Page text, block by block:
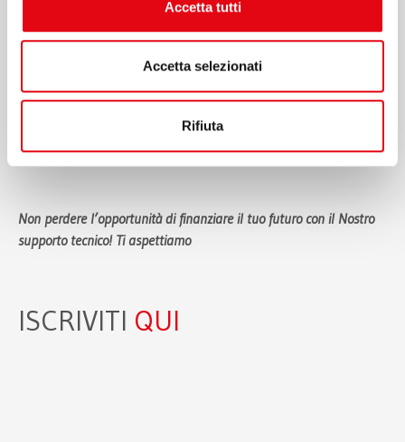
Accetta tutti
Accetta selezionati
Rifiuta
inquadramento normativo della Manovra 2026 –Ing. Marco
Direttore Tecnico BU Industria 4.0 e Transizione 5.0 Polo
Tecnologico Alto Adriatico
Non perdere l’opportunità di finanziare il tuo futuro con il Nostro
supporto tecnico! Ti aspettiamo
ISCRIVITI QUI